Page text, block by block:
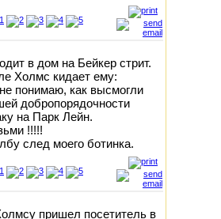
в дом на Бейкер стрит.
Холмс кидает ему:
понимаю, как высмогли
добропорядочности
на Парк Лейн.
!!!!!
след моего ботинка.
пришел посетитель в